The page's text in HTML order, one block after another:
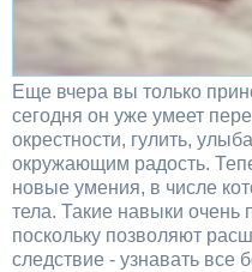
Еще вчера вы только
сегодня он уже умеет
окрестности, гулить,
окружающим радость.
новые умения, в числе
тела. Такие навыки очень
поскольку позволяют
следствие - узнавать все